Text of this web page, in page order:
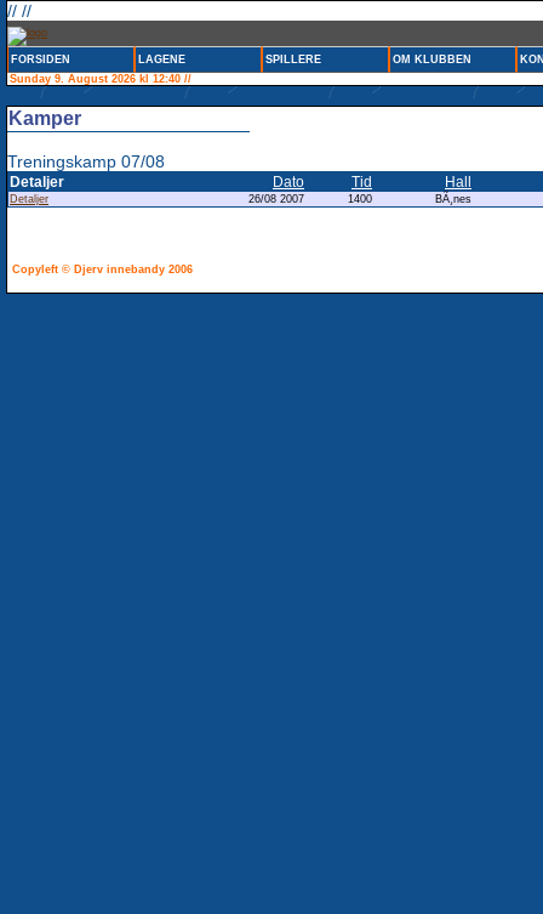
// //
FORSIDEN LAGENE SPILLERE OM KLUBBEN
Sunday 9. August 2026 kl 12:40 //
Kamper
Treningskamp 07/08
Detaljer Dato Tid Hall
Detaljer 26/08 2007 1400 BÃ¸nes
Copyleft © Djerv innebandy 2006